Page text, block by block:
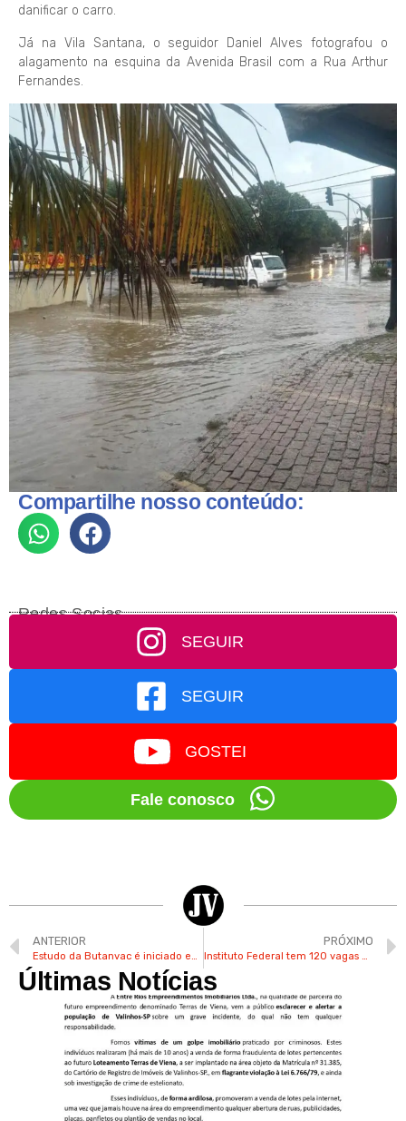
danificar o carro.
Já na Vila Santana, o seguidor Daniel Alves fotografou o
alagamento na esquina da Avenida Brasil com a Rua Arthur
Fernandes.
Compartilhe nosso conteúdo:
Redes Socias
SEGUIR
SEGUIR
GOSTEI
Fale conosco
ANTERIOR
Estudo da Butanvac é iniciado em Valinhos e precisa de voluntários
PRÓXIMO
Instituto Federal tem 120 vagas em Campinas para cursos de nível superior
Últimas Notícias